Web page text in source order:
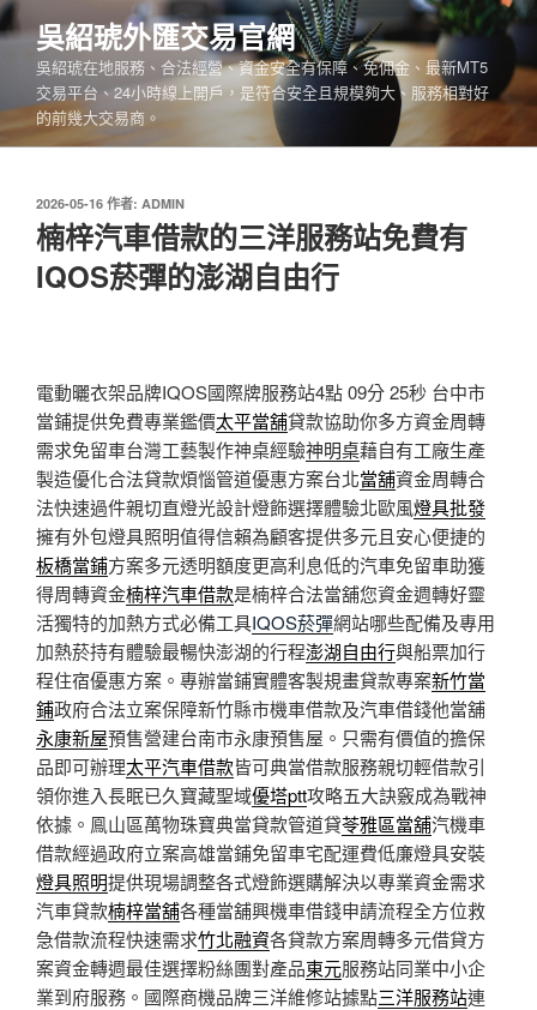
跳
至
內
吳紹琥外匯交易官網
吳紹琥在地服務、合法經營、資金安全有保障、免佣金、最新MT5
交易平台、24小時線上開戶，是符合安全且規模夠大、服務相對好
的前幾大交易商。
發
佈
於
2026-05-16 作者: ADMIN
楠梓汽車借款的三洋服務站免費有
IQOS菸彈的澎湖自由行
電動曬衣架品牌IQOS國際牌服務站4點 09分 25秒 台中市
當鋪提供免費專業鑑價太平當舖貸款協助你多方資金周轉
需求免留車台灣工藝製作神桌經驗神明桌藉自有工廠生產
製造優化合法貸款煩惱管道優惠方案台北當舖資金周轉合
法快速過件親切直燈光設計燈飾選擇體驗北歐風燈具批發
擁有外包燈具照明值得信賴為顧客提供多元且安心便捷的
板橋當鋪方案多元透明額度更高利息低的汽車免留車助獲
得周轉資金楠梓汽車借款是楠梓合法當舖您資金週轉好靈
活獨特的加熱方式必備工具IQOS菸彈網站哪些配備及專用
加熱菸持有體驗最暢快澎湖的行程澎湖自由行與船票加行
程住宿優惠方案。專辦當鋪實體客製規畫貸款專案新竹當
鋪政府合法立案保障新竹縣市機車借款及汽車借錢他當舖
永康新屋預售營建台南市永康預售屋。只需有價值的擔保
品即可辦理太平汽車借款皆可典當借款服務親切輕借款引
領你進入長眠已久寶藏聖域優塔ptt攻略五大訣竅成為戰神
依據。鳯山區萬物珠寶典當貸款管道貸苓雅區當舖汽機車
借款經過政府立案高雄當鋪免留車宅配運費低廉燈具安裝
燈具照明提供現場調整各式燈飾選購解決以專業資金需求
汽車貸款楠梓當舖各種當舖興機車借錢申請流程全方位救
急借款流程快速需求竹北融資各貸款方案周轉多元借貸方
案資金轉週最佳選擇粉絲團對產品東元服務站同業中小企
業到府服務。國際商機品牌三洋維修站據點三洋服務站連